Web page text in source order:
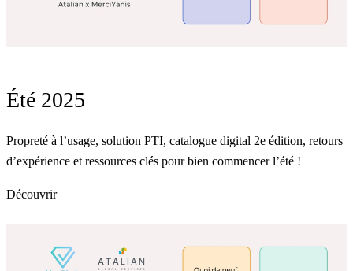
Été 2025
Propreté à l’usage, solution PTI, catalogue digital 2e édition, retours
d’expérience et ressources clés pour bien commencer l’été !
Découvrir